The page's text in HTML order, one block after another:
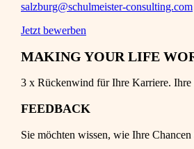
salzburg@schulmeister-consulting.com
Jetzt bewerben
MAKING YOUR LIFE
3 x Rückenwind für Ihre Karriere.
FEEDBACK
Sie möchten wissen, wie Ihre